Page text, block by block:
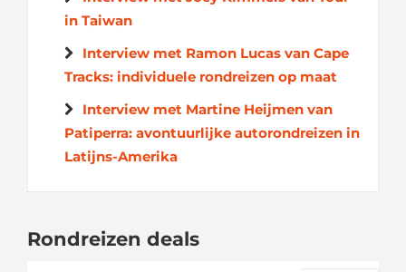
in Taiwan
Interview met Ramon Lucas van Cape
Tracks: individuele rondreizen op maat
Interview met Martine Heijmen van
Patiperra: avontuurlijke autorondreizen in
Latijns-Amerika
Rondreizen deals